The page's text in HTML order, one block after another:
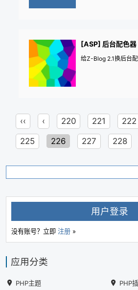
[ASP] 后台配色器
给Z-Blog 2.1换后台
‹‹ ‹ 220 221 222
225 226 227 228
用户登录
没有账号？立即 注册 »
应用分类
PHP主题 PHP